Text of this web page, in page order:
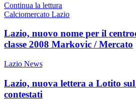
Continua la lettura
Calciomercato Lazio
Lazio, nuovo nome per il
classe 2008 Markovic / Mercato
Lazio News
Lazio, nuova lettera a Lotito
contestati